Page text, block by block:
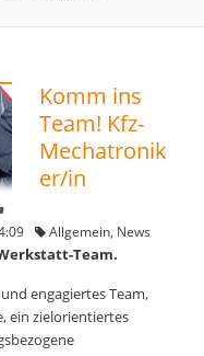
Komm ins
Team! Kfz-
Mechatronik
er/in
Allgemein, News
Team.
engagiertes Team,
ein zielorientiertes